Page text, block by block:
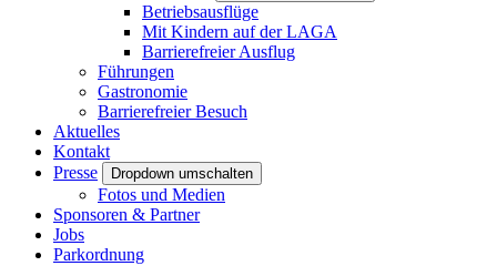
Betriebsausflüge
Mit Kindern auf der LAGA
Barrierefreier Ausflug
Führungen
Gastronomie
Barrierefreier Besuch
Aktuelles
Kontakt
Presse
Dropdown umschalten
Fotos und Medien
Sponsoren & Partner
Jobs
Parkordnung